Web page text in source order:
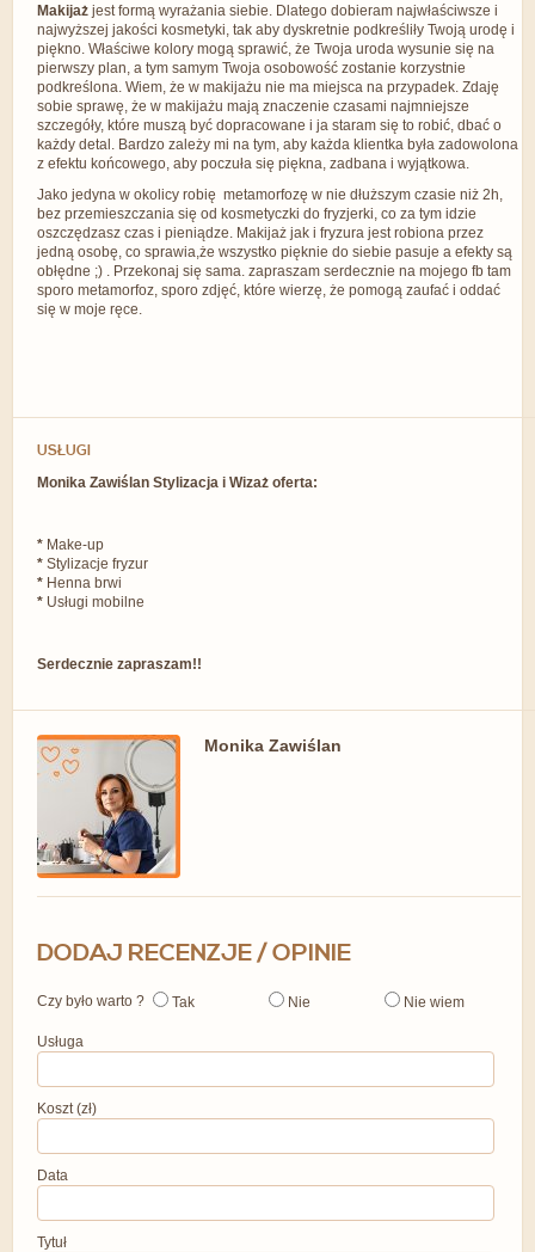
Henna brwi
0 zł
10 zł
Regulacja brwi
0 zł
10 zł
Henna brwi z regulacją
0 zł
20 zł
Makijaż jest formą wyrażania siebie. Dlatego dobieram najwłaściwsze i
najwyższej jakości kosmetyki, tak aby dyskretnie podkreśliły Twoją urodę i
piękno. Właściwe kolory mogą sprawić, że Twoja uroda wysunie się na
pierwszy plan, a tym samym Twoja osobowość zostanie korzystnie
podkreślona. Wiem, że w makijażu nie ma miejsca na przypadek. Zdaję
sobie sprawę, że w makijażu mają znaczenie czasami najmniejsze
szczegóły, które muszą być dopracowane i ja staram się to robić, dbać o
każdy detal. Bardzo zależy mi na tym, aby każda klientka była zadowolona
z efektu końcowego, aby poczuła się piękna, zadbana i wyjątkowa.
Jako jedyna w okolicy robię metamorfozę w nie dłuższym czasie niż 2h,
bez przemieszczania się od kosmetyczki do fryzjerki, co za tym idzie
oszczędzasz czas i pieniądze. Makijaż jak i fryzura jest robiona przez
jedną osobę, co sprawia,że wszystko pięknie do siebie pasuje a efekty są
obłędne ;) . Przekonaj się sama. zapraszam serdecznie na mojego fb tam
sporo metamorfoz, sporo zdjęć, które wierzę, że pomogą zaufać i oddać
się w moje ręce.
USŁUGI
Monika Zawiślan Stylizacja i Wizaż oferta:
* Make-up
* Stylizacje fryzur
* Henna brwi
* Usługi mobilne
Serdecznie zapraszam!!
Monika Zawiślan
DODAJ RECENZJE / OPINIE
Czy było warto ? Tak Nie Nie wiem
Usługa
Koszt (zł)
Data
Tytuł